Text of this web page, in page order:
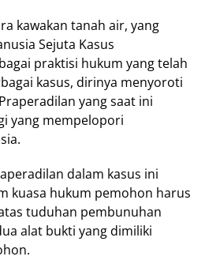
kawakan tanah air, yang
Sejuta Kasus
praktisi hukum yang telah
kasus, dirinya menyoroti
yang saat ini
yang mempelopori
dalam kasus ini
kuasa hukum pemohon harus
tuduhan pembunuhan
alat bukti yang dimiliki